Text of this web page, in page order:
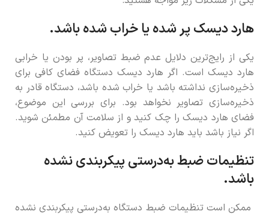
هارد دیسک پر شده یا خراب شده باشد.
یکی از رایج‌ترین دلایل عدم ضبط تصاویر، پر بودن یا خرابی
هارد دیسک است. اگر هارد دیسک دستگاه فضای کافی برای
ذخیره‌سازی نداشته باشد یا خراب شده باشد، دستگاه قادر به
ذخیره‌سازی تصاویر نخواهد بود. برای بررسی این موضوع،
فضای هارد دیسک را چک کنید و از سلامت آن مطمئن شوید.
اگر نیاز باشد باید هارد دیسک را تعویض کنید.
تنظیمات ضبط به‌درستی پیکربندی نشده
باشد.
ممکن است تنظیمات ضبط دستگاه به‌درستی پیکربندی نشده